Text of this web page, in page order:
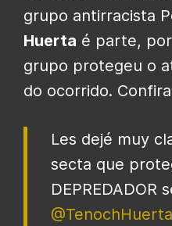
grupo antirracista
Huerta é parte,
grupo protegeu o
do ocorrido.
Les dejé muy
secta que
DEPREDADOR
@TenochHuerta